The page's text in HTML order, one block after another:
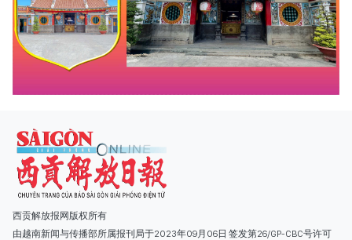
西贡解放报网版权所有
由越南新闻与传播部所属报刊局于2023年09月06日 签发第26/GP-CBC号许可
副总编辑: 阮玉英、范文长、裴氏红霜、张德义、范氏云英、杨文光、阮德显、
阮克强、陈嘉宝
主编: 阮玉英
社址: 胡志明市棋盘坊阮氏明开街432-434号
总台: (028) 39294091 - 转 060
热线: 096.558.1888
编辑部: (028) 39294092 - 转 060